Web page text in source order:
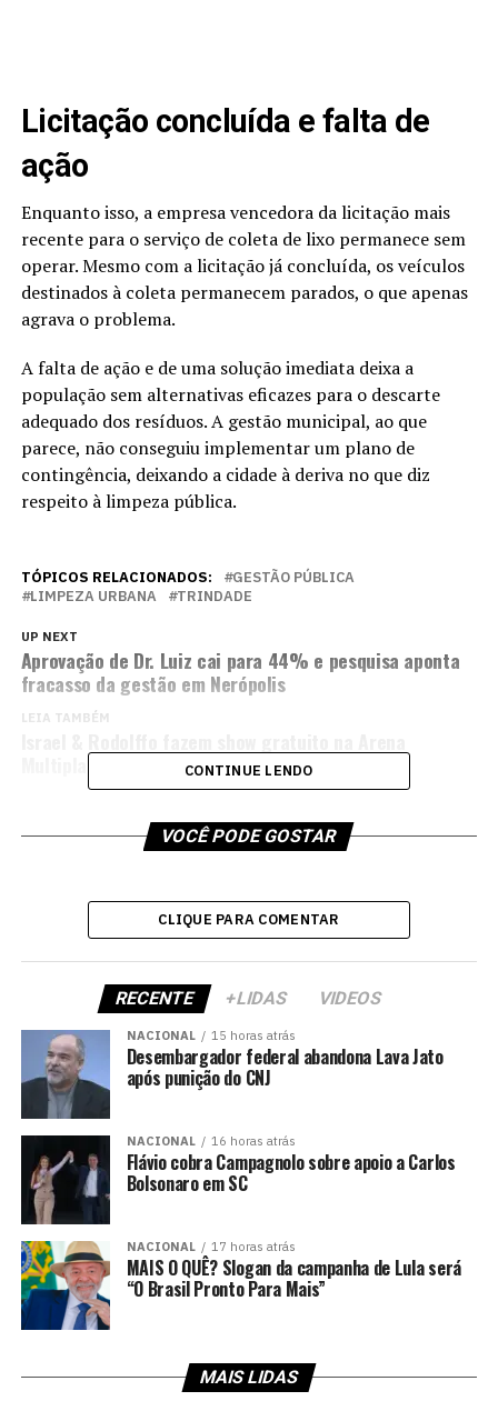
Licitação concluída e falta de
ação
Enquanto isso, a empresa vencedora da licitação mais
recente para o serviço de coleta de lixo permanece sem
operar. Mesmo com a licitação já concluída, os veículos
destinados à coleta permanecem parados, o que apenas
agrava o problema.
A falta de ação e de uma solução imediata deixa a
população sem alternativas eficazes para o descarte
adequado dos resíduos. A gestão municipal, ao que
parece, não conseguiu implementar um plano de
contingência, deixando a cidade à deriva no que diz
respeito à limpeza pública.
TÓPICOS RELACIONADOS:
GESTÃO PÚBLICA
LIMPEZA URBANA
TRINDADE
UP NEXT
Aprovação de Dr. Luiz cai para 44% e pesquisa aponta
fracasso da gestão em Nerópolis
LEIA TAMBÉM
Multiplace em Goiânia neste domingo
CONTINUE LENDO
VOCÊ PODE GOSTAR
CLIQUE PARA COMENTAR
RECENTE +LIDAS VIDEOS
NACIONAL 15 horas atrás
Desembargador federal abandona Lava Jato
após punição do CNJ
NACIONAL 16 horas atrás
Flávio cobra Campagnolo sobre apoio a Carlos
Bolsonaro em SC
NACIONAL 17 horas atrás
MAIS O QUÊ? Slogan da campanha de Lula será
“O Brasil Pronto Para Mais”
MAIS LIDAS